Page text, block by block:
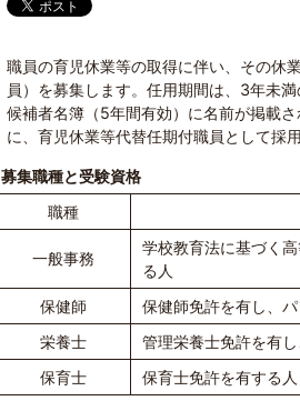
職員の育児休業等の取得に伴い、その休
員）を募集します。任用期間は、3年未
候補者名簿（5年間有効）に名前が掲載
に、育児休業等代替任期付職員として採用
募集職種と受験資格
職種
一般事務
学校教育法に基づく
る人
保健師
保健師免許を有し、
栄養士
管理栄養士免許を有
保育士
保育士免許を有する人